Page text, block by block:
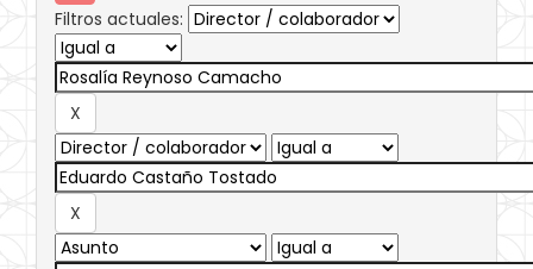
Filtros actuales: